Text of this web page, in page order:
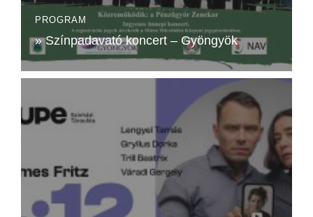
PROGRAM
» Színpadavató koncert – Gyöngyök